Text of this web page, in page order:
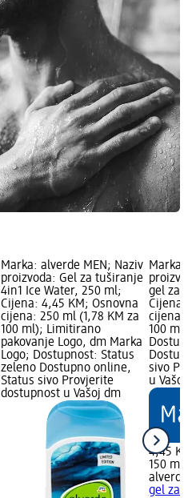
Marka: alverde MEN; Naziv
proizvoda: Gel za tuširanje
4in1 Ice Water, 250 ml;
Cijena: 4,45 KM; Osnovna
cijena: 250 ml (1,78 KM za
100 ml); Limitirano
pakovanje Logo, dm Marka
Logo; Dostupnost: Status
zeleno Dostupno online,
Status sivo Provjerite
dostupnost u Vašoj dm
Marka:
gel za
Cijena:
cijena:
100 ml);
sivo
u Vašoj
4,45 KM
150 ml
alverde
gel za